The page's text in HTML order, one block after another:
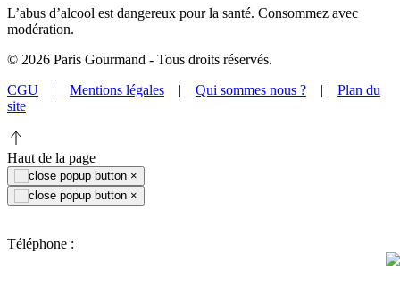
L’abus d’alcool est dangereux pour la santé. Consommez avec
modération.
© 2026 Paris Gourmand - Tous droits réservés.
CGU | Mentions légales | Qui sommes nous ? | Plan du
site
Haut de la page
×
×
Téléphone :